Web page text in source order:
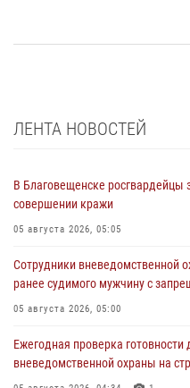
ЛЕНТА НОВОСТЕЙ
В Благовещенске
совершении кражи
05 августа 2026, 05:05
Сотрудники вневедомственной
ранее судимого мужчину с
05 августа 2026, 05:00
Ежегодная проверка
вневедомственной охраны на